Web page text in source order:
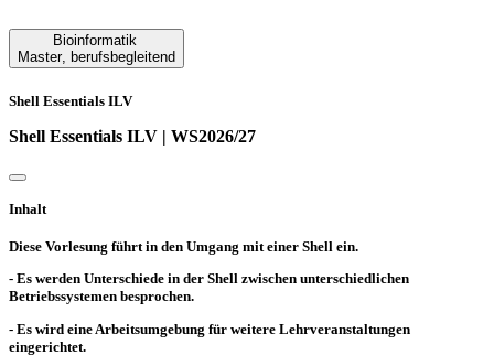
Bioinformatik
Master, berufsbegleitend
Shell Essentials ILV
Shell Essentials ILV | WS2026/27
Inhalt
Diese Vorlesung führt in den Umgang mit einer Shell ein.
- Es werden Unterschiede in der Shell zwischen unterschiedlichen
Betriebssystemen besprochen.
- Es wird eine Arbeitsumgebung für weitere Lehrveranstaltungen
eingerichtet.